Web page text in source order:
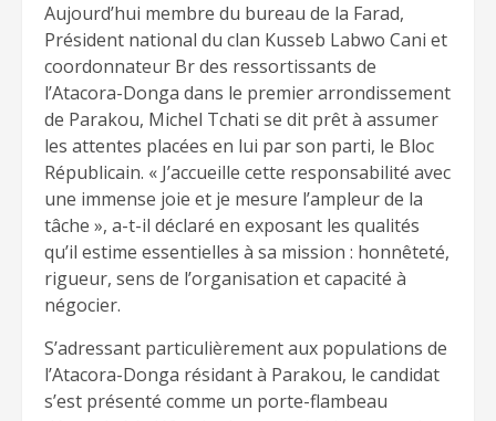
Aujourd’hui membre du bureau de la Farad,
Président national du clan Kusseb Labwo Cani et
coordonnateur Br des ressortissants de
l’Atacora-Donga dans le premier arrondissement
de Parakou, Michel Tchati se dit prêt à assumer
les attentes placées en lui par son parti, le Bloc
Républicain. « J’accueille cette responsabilité avec
une immense joie et je mesure l’ampleur de la
tâche », a-t-il déclaré en exposant les qualités
qu’il estime essentielles à sa mission : honnêteté,
rigueur, sens de l’organisation et capacité à
négocier.
S’adressant particulièrement aux populations de
l’Atacora-Donga résidant à Parakou, le candidat
s’est présenté comme un porte-flambeau